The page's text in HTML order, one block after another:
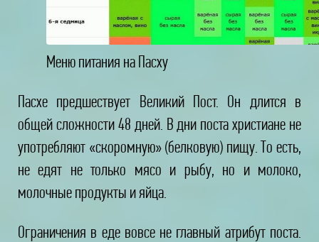
Меню питания на Пасху
Пасхе предшествует Великий Пост. Он длится в
общей сложности 48 дней. В дни поста христиане не
употребляют «скоромную» (белковую) пищу. То есть,
не едят не только мясо и рыбу, но и молоко,
молочные продукты и яйца.
Ограничения в еде вовсе не главный атрибут поста.